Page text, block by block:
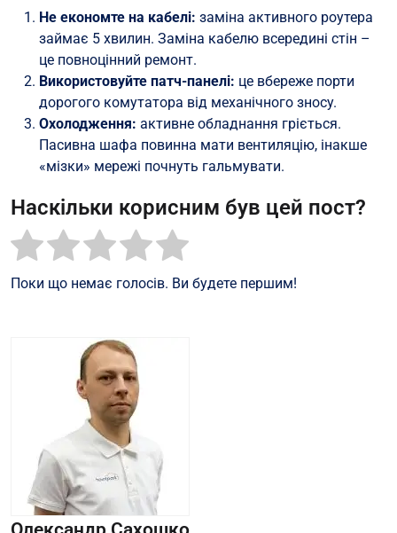
Не економте на кабелі: заміна активного роутера
займає 5 хвилин. Заміна кабелю всередині стін –
це повноцінний ремонт.
Використовуйте патч-панелі: це вбереже порти
дорогого комутатора від механічного зносу.
Охолодження: активне обладнання гріється.
Пасивна шафа повинна мати вентиляцію, інакше
«мізки» мережі почнуть гальмувати.
Наскільки корисним був цей пост?
Поки що немає голосів. Ви будете першим!